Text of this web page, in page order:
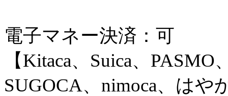
電子マネー決済：可
【Kitaca、Suica、
SUGOCA、nimoca、はや